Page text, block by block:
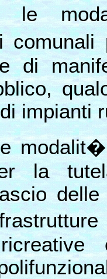
le
di
impianti
la